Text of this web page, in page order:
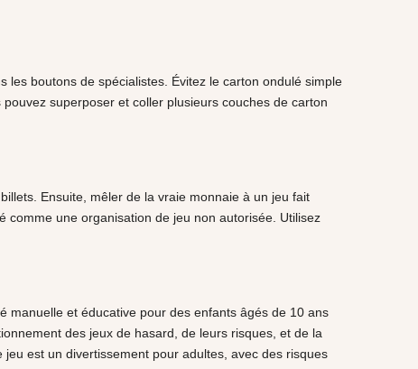
boutons de spécialistes. Évitez le carton ondulé simple
superposer et coller plusieurs couches de carton
Ensuite, mêler de la vraie monnaie à un jeu fait
une organisation de jeu non autorisée. Utilisez
manuelle et éducative pour des enfants âgés de 10 ans
des jeux de hasard, de leurs risques, et de la
est un divertissement pour adultes, avec des risques